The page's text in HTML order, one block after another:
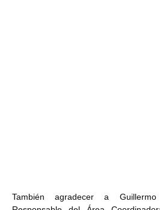
También agradecer a Guillermo